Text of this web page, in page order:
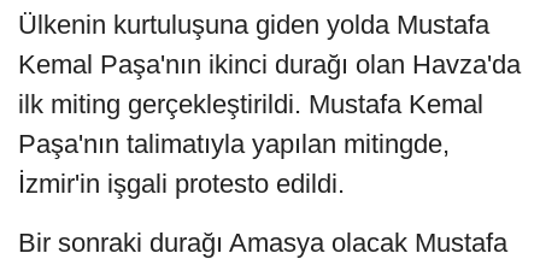
Ülkenin kurtuluşuna giden yolda Mustafa
Kemal Paşa'nın ikinci durağı olan Havza'da
ilk miting gerçekleştirildi. Mustafa Kemal
Paşa'nın talimatıyla yapılan mitingde,
İzmir'in işgali protesto edildi.
Bir sonraki durağı Amasya olacak Mustafa